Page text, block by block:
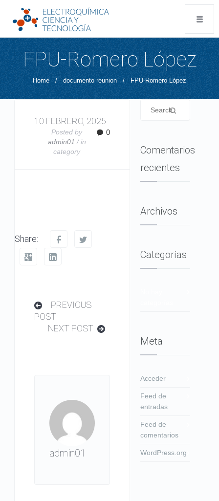
FPU-Romero López
Home / documento reunion / FPU-Romero López
10 FEBRERO, 2025
Posted by
admin01 / in
category
0
Share:
PREVIOUS
POST
NEXT POST
admin01
Comentarios
recientes
Archivos
Categorías
Meta
Acceder
Feed de
entradas
Feed de
comentarios
WordPress.org